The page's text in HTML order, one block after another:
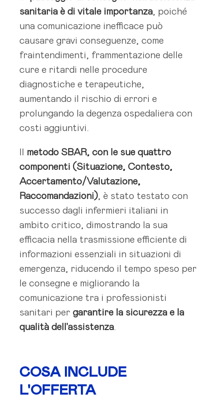
sanitaria è di vitale importanza, poiché
una comunicazione inefficace può
causare gravi conseguenze, come
fraintendimenti, frammentazione delle
cure e ritardi nelle procedure
diagnostiche e terapeutiche,
aumentando il rischio di errori e
prolungando la degenza ospedaliera con
costi aggiuntivi.
metodo SBAR, con le sue quattro
componenti (Situazione, Contesto,
Accertamento/Valutazione,
Raccomandazioni), è stato testato con
successo dagli infermieri italiani in
ambito critico, dimostrando la sua
efficacia nella trasmissione efficiente di
informazioni essenziali in situazioni di
emergenza, riducendo il tempo speso per
le consegne e migliorando la
comunicazione tra i professionisti
sanitari per garantire la sicurezza e la
qualità dell'assistenza.
COSA INCLUDE
L'OFFERTA